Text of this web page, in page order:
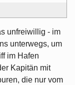
unfreiwillig - im
unterwegs, um
im Hafen
Kapitän mit
die nur vom